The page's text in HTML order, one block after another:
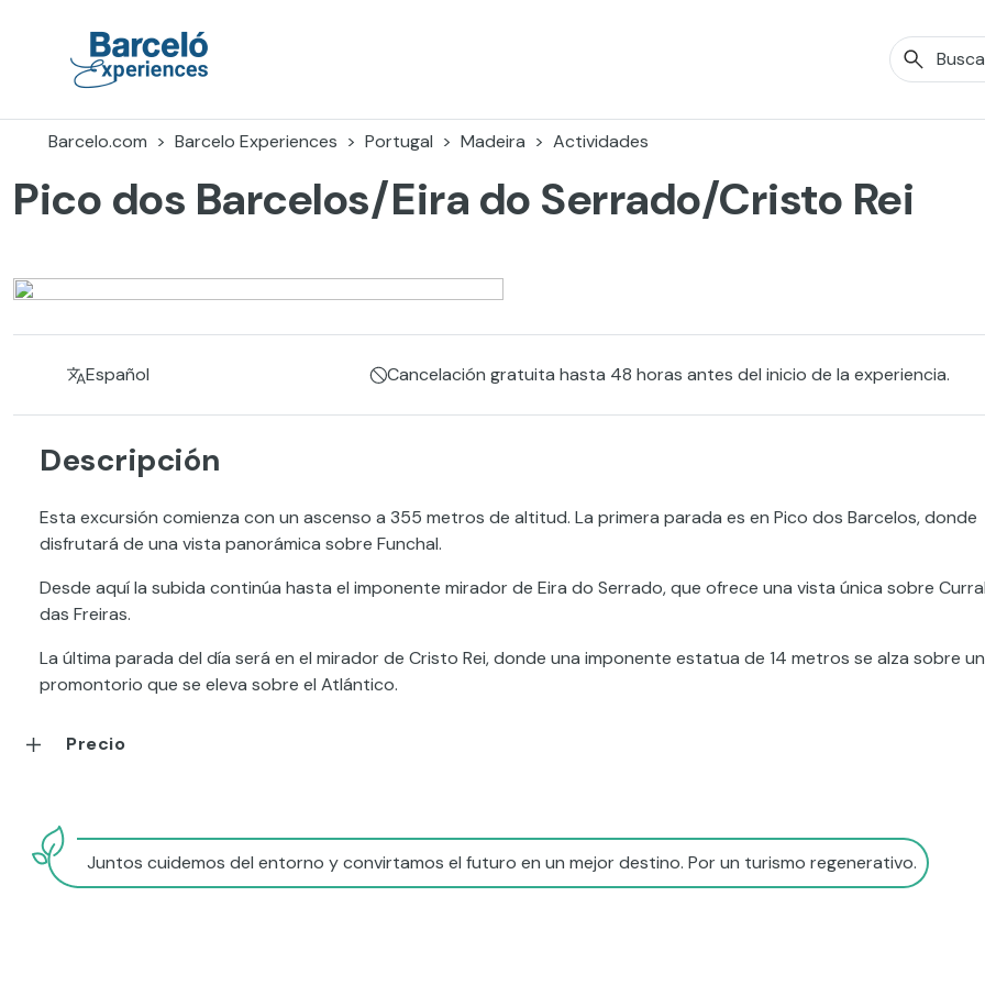
Barcelo.com
Barcelo Experiences Portugal Madeira Actividades
Pico dos Barcelos/Eira do Serrado/Cristo Rei
Español Cancelación gratuita hasta 48 horas antes del inicio de la experiencia.
Descripción
Esta excursión comienza con un ascenso a 355 metros de altitud. La primera parada es en Pico dos Barcelos, donde
disfrutará de una vista panorámica sobre Funchal.
Desde aquí la subida continúa hasta el imponente mirador de Eira do Serrado, que ofrece una vista única sobre
das Freiras.
La última parada del día será en el mirador de Cristo Rei, donde una imponente estatua de 14 metros se alza sobre un
promontorio que se eleva sobre el Atlántico.
Precio
Juntos cuidemos del entorno y convirtamos el futuro en un mejor destino. Por un turismo regenerativo.